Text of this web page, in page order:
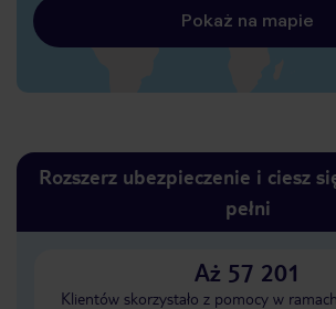
Pokaż na mapie
Rozszerz ubezpieczenie i ciesz
pełni
Aż 57 201
Klientów skorzystało z pomocy w